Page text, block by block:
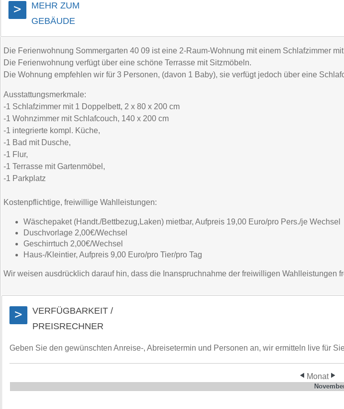
>
MEHR ZUM
GEBÄUDE
Die Ferienwohnung Sommergarten 40 09 ist eine 2-Raum-Wohnung mit einem Schlafzimmer
Die Ferienwohnung verfügt über eine schöne Terrasse mit Sitzmöbeln.
Die Wohnung empfehlen wir für 3 Personen, (davon 1 Baby), sie verfügt jedoch über eine
Ausstattungsmerkmale:
-1 Schlafzimmer mit 1 Doppelbett, 2 x 80 x 200 cm
-1 Wohnzimmer mit Schlafcouch, 140 x 200 cm
-1 integrierte kompl. Küche,
-1 Bad mit Dusche,
-1 Flur,
-1 Terrasse mit Gartenmöbel,
-1 Parkplatz
Kostenpflichtige, freiwillige Wahlleistungen:
Wäschepaket (Handt./Bettbezug,Laken) mietbar, Aufpreis 19,00 Euro/pro Pers./je Wechsel
Duschvorlage 2,00€/Wechsel
Geschirrtuch 2,00€/Wechsel
Haus-/Kleintier, Aufpreis 9,00 Euro/pro Tier/pro Tag
Wir weisen ausdrücklich darauf hin, dass die Inanspruchnahme der freiwilligen Wahlleistungen
>
VERFÜGBARKEIT /
PREISRECHNER
Geben Sie den gewünschten Anreise-, Abreisetermin und Personen an, wir ermitteln live für
Monat